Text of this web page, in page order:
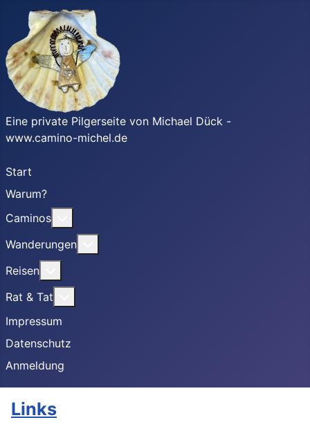
Eine private Pilgerseite von Michael Dück -
www.camino-michel.de
Start
Warum?
Caminos
Wanderungen
Reisen
Rat & Tat
Impressum
Datenschutz
Anmeldung
Links